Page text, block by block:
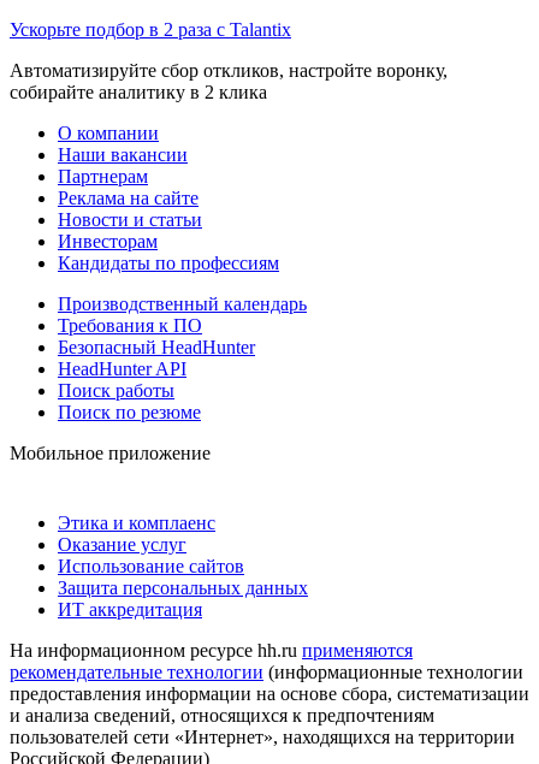
Ускорьте подбор в 2 раза с Talantix
Автоматизируйте сбор откликов, настройте воронку,
собирайте аналитику в 2 клика
О компании
Наши вакансии
Партнерам
Реклама на сайте
Новости и статьи
Инвесторам
Кандидаты по профессиям
Производственный календарь
Требования к ПО
Безопасный HeadHunter
HeadHunter API
Поиск работы
Поиск по резюме
Мобильное приложение
Этика и комплаенс
Оказание услуг
Использование сайтов
Защита персональных данных
ИТ аккредитация
На информационном ресурсе hh.ru применяются
рекомендательные технологии (информационные технологии
предоставления информации на основе сбора, систематизации
и анализа сведений, относящихся к предпочтениям
пользователей сети «Интернет», находящихся на территории
Российской Федерации)